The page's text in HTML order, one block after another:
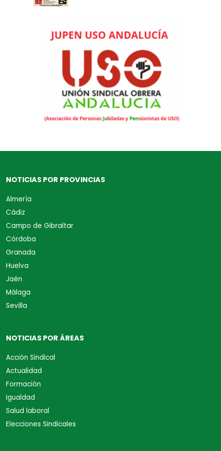
NOTICIAS POR PROVINCIAS
Almería
Cádiz
Campo de Gibraltar
Córdoba
Granada
Huelva
Jaén
Málaga
Sevilla
NOTICIAS POR ÁREAS
Acción Sindical
Actualidad
Formación
Igualdad
Salud laboral
Elecciones Sindicales